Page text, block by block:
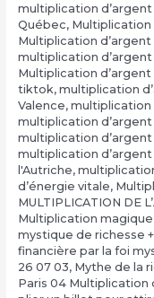
multiplication
Québec, Multiplication
Multiplication
multiplication
Multiplication
tiktok, multiplication
Valence, multiplication
multiplication
multiplication
multiplication
l'Autriche,
d’énergie vitale,
MULTIPLICATION DE
Multiplication magique
mystique de richesse
financière par la foi
26 07 03, Mythe de la
Paris 04 Multiplication